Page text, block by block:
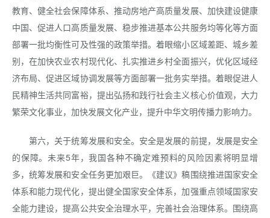
教育、健全社会保障体系、推动房地产高质量发展、加快建设健康
中国、促进人口高质量发展、稳步推进基本公共服务均等化等方面
部署一批均衡性可及性强的政策举措。着眼缩小区域差距、城乡差
别，在加快农业农村现代化、扎实推进乡村全面振兴，优化区域经
济布局、促进区域协调发展等方面部署一批务实举措。着眼促进人
民精神生活共同富裕，提出弘扬和践行社会主义核心价值观，大力
繁荣文化事业，加快发展文化产业，提升中华文明传播力影响力。
第六，关于统筹发展和安全。安全是发展的前提，发展是安全
的保障。未来5年，我国各种不确定难预料的风险因素将明显增
多，统筹发展和安全任务更加艰巨。《建议》稿围绕推进国家安全
体系和能力现代化，提出健全国家安全体系，加强重点领域国家安
全能力建设，提高公共安全治理水平，完善社会治理体系。围绕高